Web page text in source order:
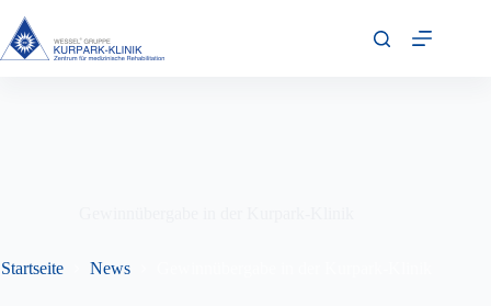
Inhalt
springen
Startseite News